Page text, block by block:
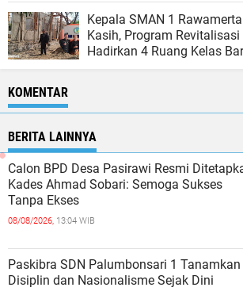
Kepala SMAN 1
Kasih, Program Revitalisasi
Hadirkan 4 Ruang Kelas
KOMENTAR
BERITA LAINNYA
Calon BPD Desa Pasirawi Resmi
Kades Ahmad Sobari: Semoga Sukses
Tanpa Ekses
08/08/2026, 13:04 WIB
Paskibra SDN Palumbonsari 1 Tanamkan
Disiplin dan Nasionalisme Sejak Dini